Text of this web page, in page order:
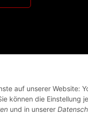
auf unserer Website:
können die Einstellung
und in unserer